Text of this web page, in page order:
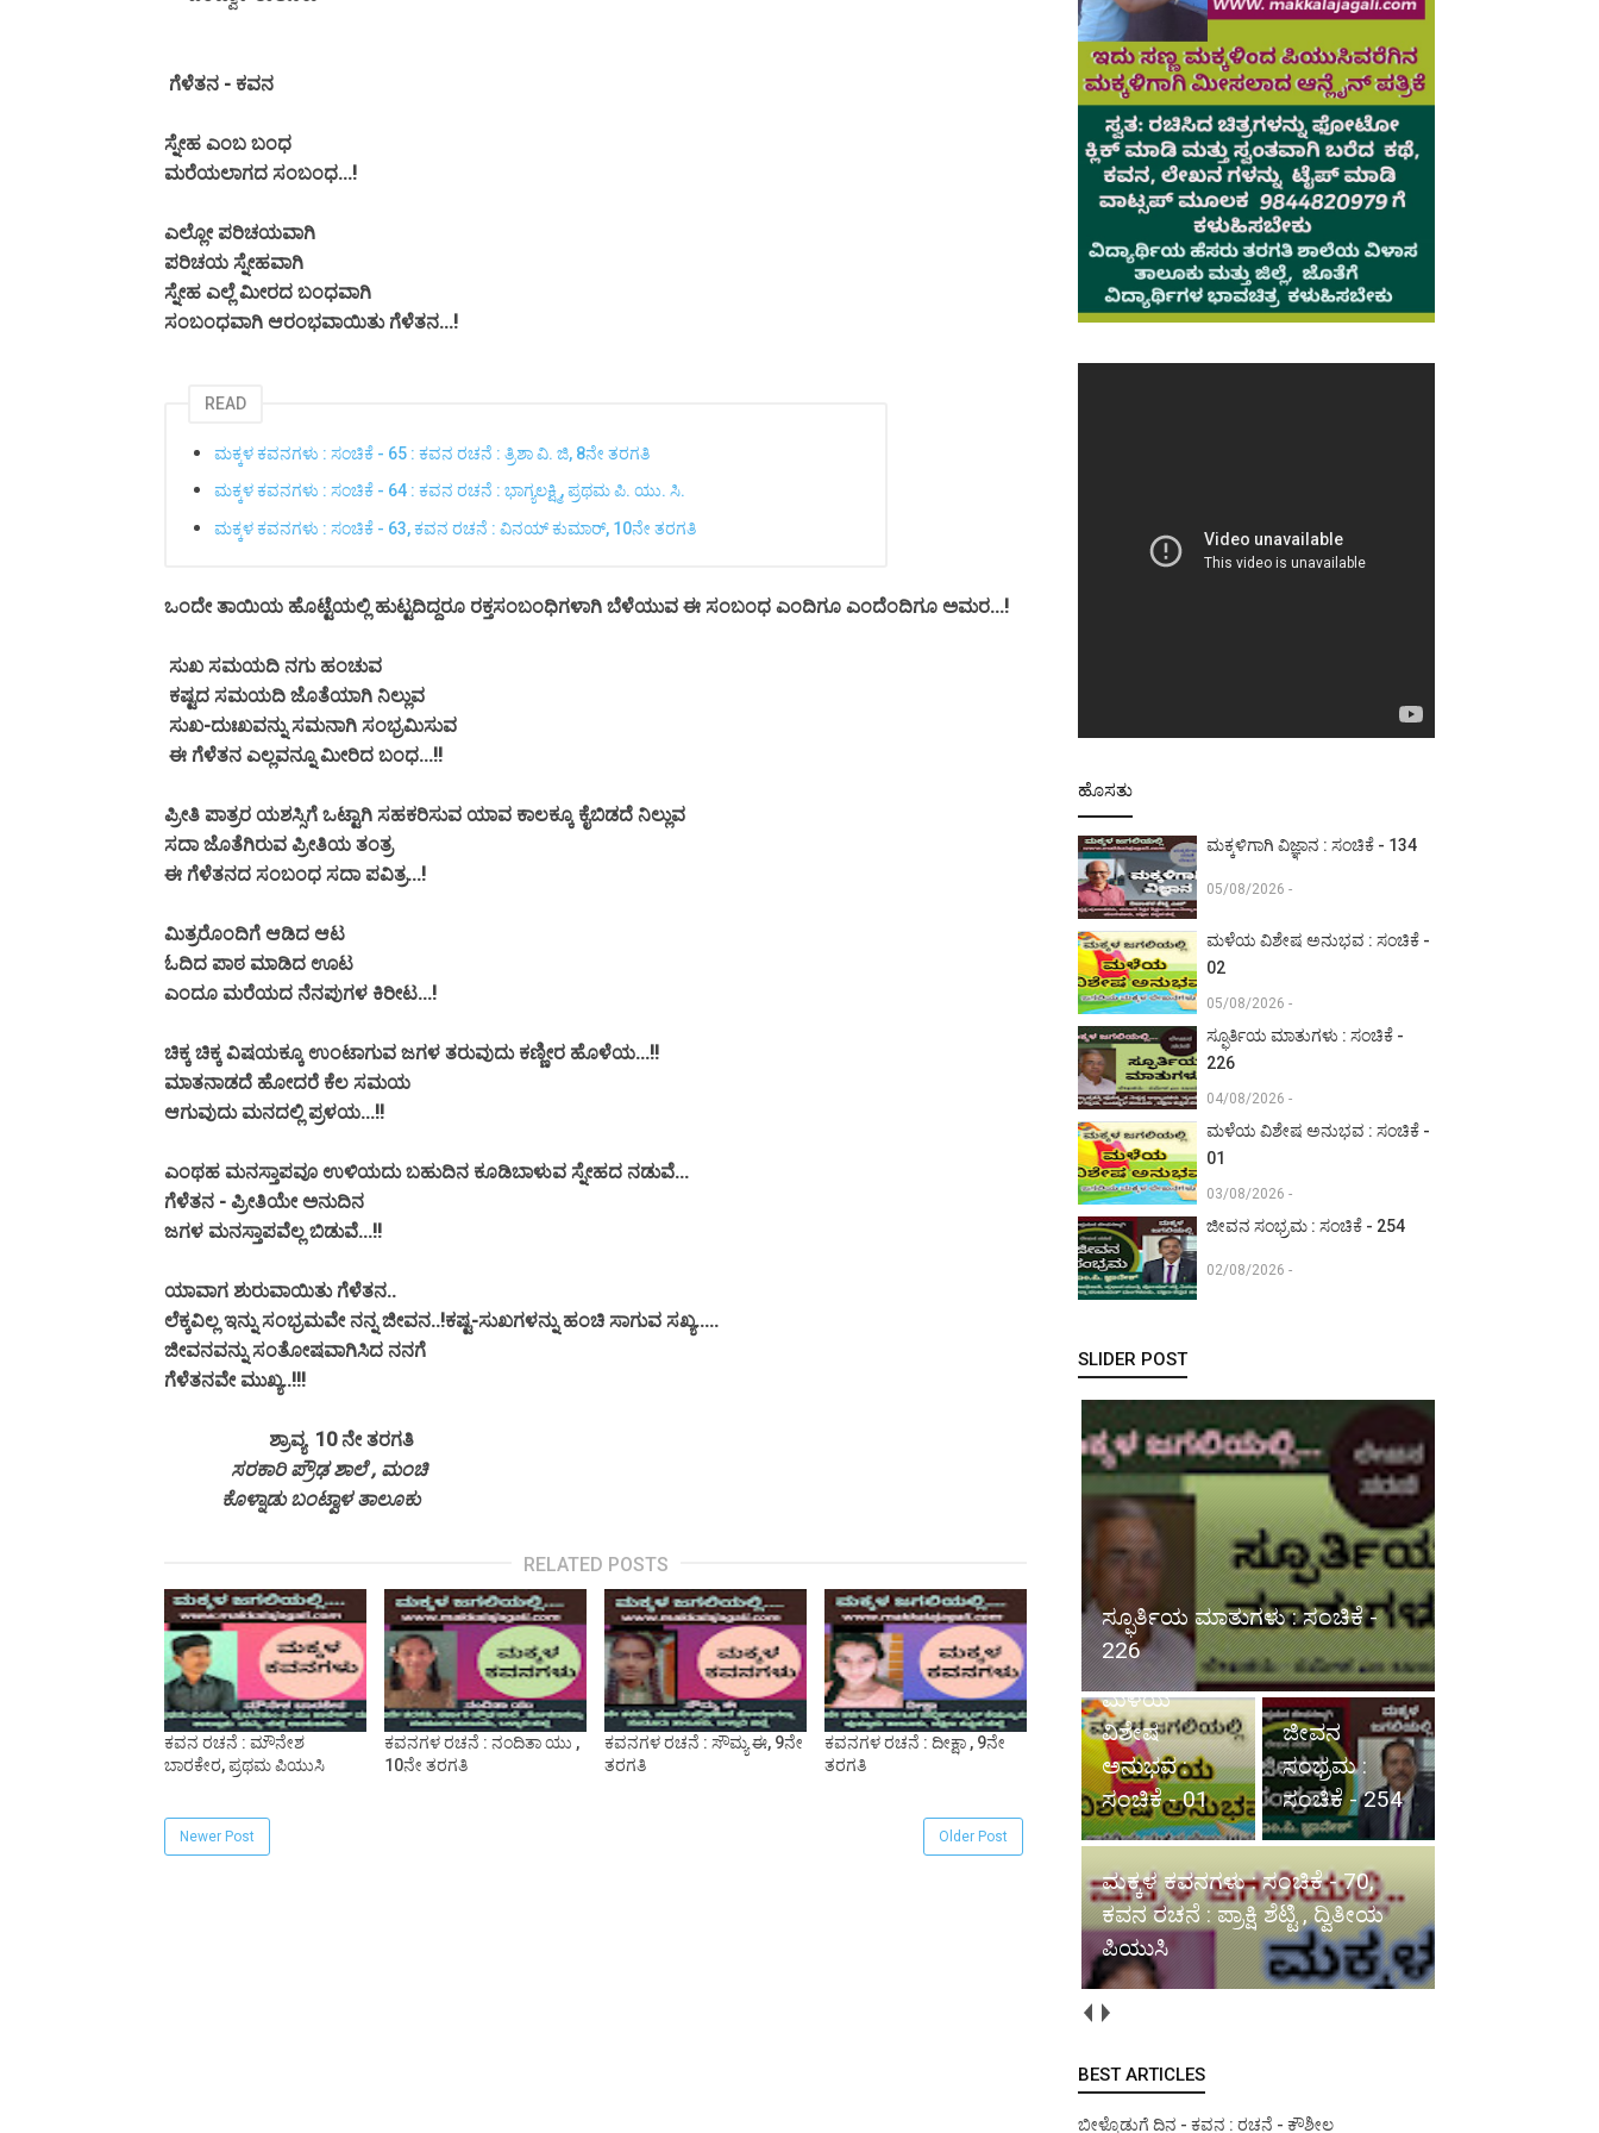
ಗೆಳೆತನ - ಕವನ
ಸ್ನೇಹ ಎಂಬ ಬಂಧ
ಮರೆಯಲಾಗದ ಸಂಬಂಧ...!
ಎಲ್ಲೋ ಪರಿಚಯವಾಗಿ
ಪರಿಚಯ ಸ್ನೇಹವಾಗಿ
ಸ್ನೇಹ ಎಲ್ಲೆ ಮೀರದ ಬಂಧವಾಗಿ
ಸಂಬಂಧವಾಗಿ ಆರಂಭವಾಯಿತು ಗೆಳೆತನ...!
READ
ಮಕ್ಕಳ ಕವನಗಳು : ಸಂಚಿಕೆ - 65 : ಕವನ ರಚನೆ : ತ್ರಿಶಾ ವಿ. ಜಿ, 8ನೇ ತರಗತಿ
ಮಕ್ಕಳ ಕವನಗಳು : ಸಂಚಿಕೆ - 64 : ಕವನ ರಚನೆ : ಭಾಗ್ಯಲಕ್ಷ್ಮಿ, ಪ್ರಥಮ ಪಿ. ಯು. ಸಿ.
ಮಕ್ಕಳ ಕವನಗಳು : ಸಂಚಿಕೆ - 63, ಕವನ ರಚನೆ : ವಿನಯ್ ಕುಮಾರ್, 10ನೇ ತರಗತಿ
ಒಂದೇ ತಾಯಿಯ ಹೊಟ್ಟೆಯಲ್ಲಿ ಹುಟ್ಟದಿದ್ದರೂ ರಕ್ತಸಂಬಂಧಿಗಳಾಗಿ ಬೆಳೆಯುವ ಈ ಸಂಬಂಧ ಎಂದಿಗೂ ಎಂದೆಂದಿಗೂ ಅಮರ...!
ಸುಖ ಸಮಯದಿ ನಗು ಹಂಚುವ
ಕಷ್ಟದ ಸಮಯದಿ ಜೊತೆಯಾಗಿ ನಿಲ್ಲುವ
ಸುಖ-ದುಃಖವನ್ನು ಸಮನಾಗಿ ಸಂಭ್ರಮಿಸುವ
ಈ ಗೆಳೆತನ ಎಲ್ಲವನ್ನೂ ಮೀರಿದ ಬಂಧ...!!
ಪ್ರೀತಿ ಪಾತ್ರರ ಯಶಸ್ಸಿಗೆ ಒಟ್ಟಾಗಿ ಸಹಕರಿಸುವ ಯಾವ ಕಾಲಕ್ಕೂ ಕೈಬಿಡದೆ ನಿಲ್ಲುವ
ಸದಾ ಜೊತೆಗಿರುವ ಪ್ರೀತಿಯ ತಂತ್ರ
ಈ ಗೆಳೆತನದ ಸಂಬಂಧ ಸದಾ ಪವಿತ್ರ...!
ಮಿತ್ರರೊಂದಿಗೆ ಆಡಿದ ಆಟ
ಓದಿದ ಪಾಠ ಮಾಡಿದ ಊಟ
ಎಂದೂ ಮರೆಯದ ನೆನಪುಗಳ ಕಿರೀಟ...!
ಚಿಕ್ಕ ಚಿಕ್ಕ ವಿಷಯಕ್ಕೂ ಉಂಟಾಗುವ ಜಗಳ ತರುವುದು ಕಣ್ಣೀರ ಹೊಳೆಯ...!!
ಮಾತನಾಡದೆ ಹೋದರೆ ಕೆಲ ಸಮಯ
ಆಗುವುದು ಮನದಲ್ಲಿ ಪ್ರಳಯ...!!
ಎಂಥಹ ಮನಸ್ತಾಪವೂ ಉಳಿಯದು ಬಹುದಿನ ಕೂಡಿಬಾಳುವ ಸ್ನೇಹದ ನಡುವೆ...
ಗೆಳೆತನ - ಪ್ರೀತಿಯೇ ಅನುದಿನ
ಜಗಳ ಮನಸ್ತಾಪವೆಲ್ಲ ಬಿಡುವೆ...!!
ಯಾವಾಗ ಶುರುವಾಯಿತು ಗೆಳೆತನ..
ಲೆಕ್ಕವಿಲ್ಲ ಇನ್ನು ಸಂಭ್ರಮವೇ ನನ್ನ ಜೀವನ..!ಕಷ್ಟ-ಸುಖಗಳನ್ನು ಹಂಚಿ ಸಾಗುವ ಸಖ್ಯ.....
ಜೀವನವನ್ನು ಸಂತೋಷವಾಗಿಸಿದ ನನಗೆ
ಗೆಳೆತನವೇ ಮುಖ್ಯ..!!!
ಶ್ರಾವ್ಯ 10 ನೇ ತರಗತಿ
ಸರಕಾರಿ ಪ್ರೌಢ ಶಾಲೆ , ಮಂಚಿ
ಕೊಳ್ನಾಡು ಬಂಟ್ವಾಳ ತಾಲೂಕು
RELATED POSTS
ಕವನ ರಚನೆ : ಮೌನೇಶ
ಬಾರಕೇರ, ಪ್ರಥಮ ಪಿಯುಸಿ
ಕವನಗಳ ರಚನೆ : ನಂದಿತಾ ಯು ,
10ನೇ ತರಗತಿ
ಕವನಗಳ ರಚನೆ : ಸೌಮ್ಯ ಈ, 9ನೇ
ತರಗತಿ
ಕವನಗಳ ರಚನೆ : ದೀಕ್ಷಾ , 9ನೇ
ತರಗತಿ
Newer Post Older Post
ಹೊಸತು
ಮಕ್ಕಳಿಗಾಗಿ ವಿಜ್ಞಾನ : ಸಂಚಿಕೆ - 134
05/08/2026 -
ಮಳೆಯ ವಿಶೇಷ ಅನುಭವ : ಸಂಚಿಕೆ -
02
05/08/2026 -
ಸ್ಫೂರ್ತಿಯ ಮಾತುಗಳು : ಸಂಚಿಕೆ -
226
04/08/2026 -
ಮಳೆಯ ವಿಶೇಷ ಅನುಭವ : ಸಂಚಿಕೆ -
01
03/08/2026 -
ಜೀವನ ಸಂಭ್ರಮ : ಸಂಚಿಕೆ - 254
02/08/2026 -
SLIDER POST
ಸ್ಫೂರ್ತಿಯ ಮಾತುಗಳು : ಸಂಚಿಕೆ -
226
ಮಳೆಯ
ವಿಶೇಷ
ಅನುಭವ :
ಸಂಚಿಕೆ - 01
ಜೀವನ
ಸಂಭ್ರಮ :
ಸಂಚಿಕೆ - 254
ಮಕ್ಕಳ ಕವನಗಳು : ಸಂಚಿಕೆ - 70,
ಕವನ ರಚನೆ : ಪ್ರಾಕ್ಷಿ ಶೆಟ್ಟಿ , ದ್ವಿತೀಯ
ಪಿಯುಸಿ
BEST ARTICLES
ಬೀಳ್ಕೊಡುಗೆ ದಿನ - ಕವನ : ರಚನೆ - ಕೌಶೀಲ